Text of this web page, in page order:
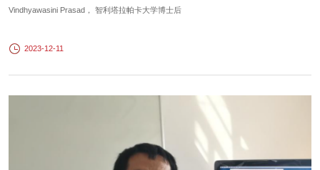
Vindhyawasini Prasad， 智利塔拉帕卡大学博士后
2023-12-11